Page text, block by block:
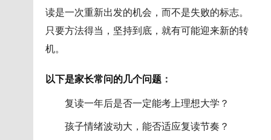
读是一次重新出发的机会，而不是失败的标志。
只要方法得当，坚持到底，就有可能迎来新的转
机。
以下是家长常问的几个问题：
复读一年后是否一定能考上理想大学？
孩子情绪波动大，能否适应复读节奏？